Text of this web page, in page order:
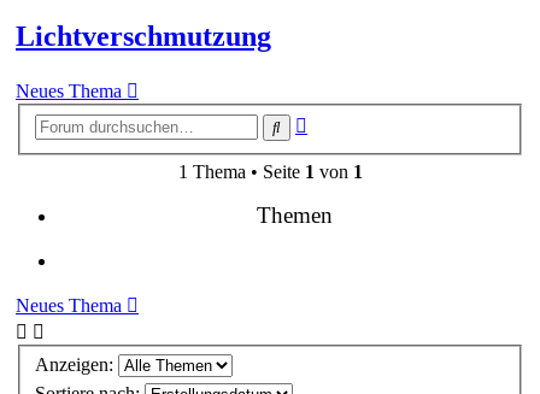
Lichtverschmutzung
Neues Thema
Suche
1 Thema • Seite 1 von 1
Themen
Neues Thema
Anzeigen: